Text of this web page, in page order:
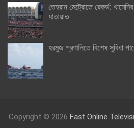
তেহরান মেট্রোতে রেকর্ড:
যাতায়াত
হরমুজ প্রণালিতে বিশেষ সুবিধা
Copyright © 2026 Fast Online